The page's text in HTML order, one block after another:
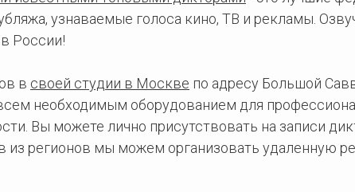
узнаваемые голоса кино, ТВ и рекламы.
России!
в своей студии в Москве по адресу Большой
необходимым оборудованием для
Вы можете лично присутствовать на записи
из регионов мы можем организовать удаленную